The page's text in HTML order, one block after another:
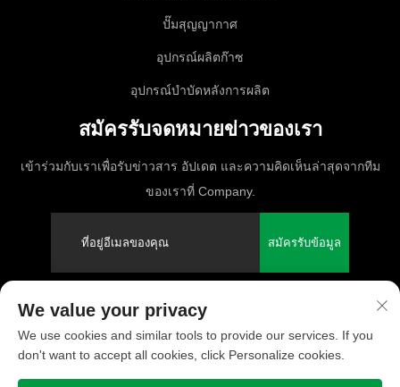
ปั๊มสุญญากาศ
อุปกรณ์ผลิตก๊าซ
อุปกรณ์บำบัดหลังการผลิต
สมัครรับจดหมายข่าวของเรา
เข้าร่วมกับเราเพื่อรับข่าวสาร อัปเดต และความคิดเห็นล่าสุดจากทีม
ของเราที่ Company.
สมัครรับข้อมูล
ฉบับ
We value your privacy
We use cookies and similar tools to provide our services. If you
don't want to accept all cookies, click Personalize cookies.